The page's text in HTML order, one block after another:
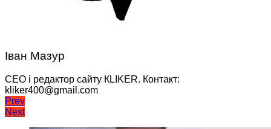
Іван Мазур
CEO і редактор сайту КLIKER. Контакт:
kliker400@gmail.com
Навігація
записів
Prev
Next